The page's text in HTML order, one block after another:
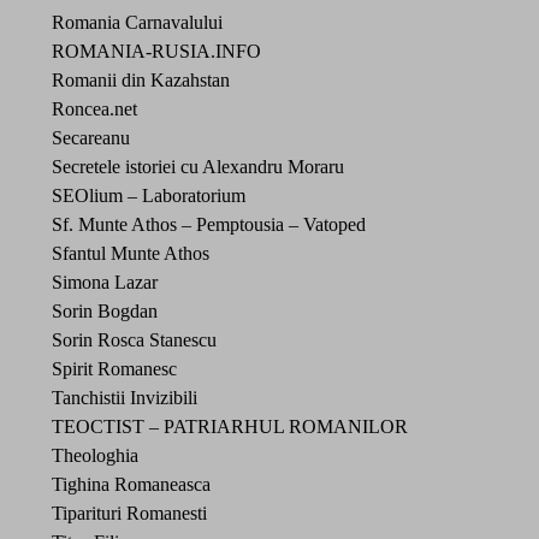
Romania Carnavalului
ROMANIA-RUSIA.INFO
Romanii din Kazahstan
Roncea.net
Secareanu
Secretele istoriei cu Alexandru Moraru
SEOlium – Laboratorium
Sf. Munte Athos – Pemptousia – Vatoped
Sfantul Munte Athos
Simona Lazar
Sorin Bogdan
Sorin Rosca Stanescu
Spirit Romanesc
Tanchistii Invizibili
TEOCTIST – PATRIARHUL ROMANILOR
Theologhia
Tighina Romaneasca
Tiparituri Romanesti